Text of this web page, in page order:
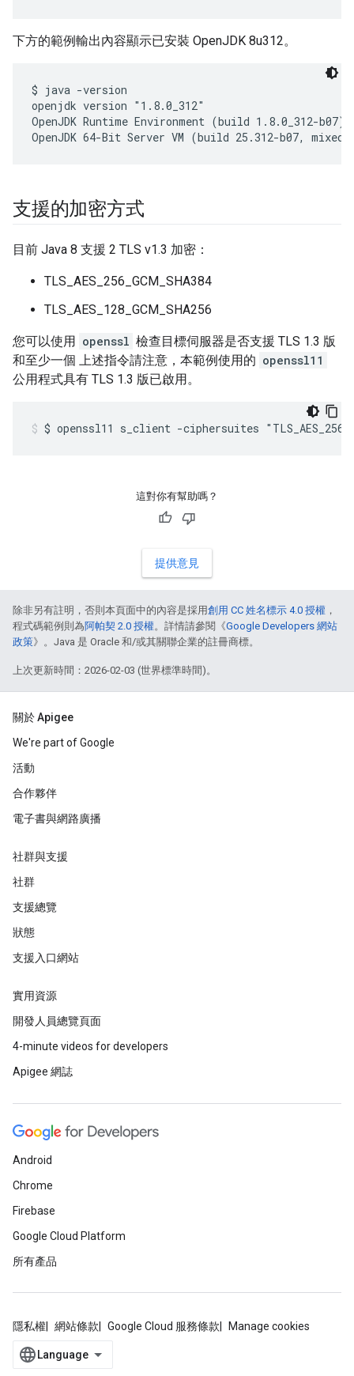
下方的範例輸出內容顯示已安裝 OpenJDK 8u312。
$ java -version
openjdk version "1.8.0_312"
OpenJDK Runtime Environment (build 1.8.0_312-b07)
OpenJDK 64-Bit Server VM (build 25.312-b07, mixed
支援的加密方式
目前 Java 8 支援 2 TLS v1.3 加密：
TLS_AES_256_GCM_SHA384
TLS_AES_128_GCM_SHA256
您可以使用 openssl 檢查目標伺服器是否支援 TLS 1.3 版
和至少一個 上述指令請注意，本範例使用的 openssl11
公用程式具有 TLS 1.3 版已啟用。
$ openssl11 s_client -ciphersuites
這對你有幫助嗎？
提供意見
除非另有註明，否則本頁面中的內容是採用創用 CC 姓名標示 4.0 授權 ，
程式碼範例則為阿帕契 2.0 授權。詳情請參閱《Google Developers 網站
政策》。Java 是 Oracle 和/或其關聯企業的註冊商標。
上次更新時間：2026-02-03 (世界標準時間)。
關於 Apigee
We're part of Google
活動
合作夥伴
電子書與網路廣播
社群與支援
社群
支援總覽
狀態
支援入口網站
實用資源
開發人員總覽頁面
4-minute videos for developers
Apigee 網誌
Android
Chrome
Firebase
Google Cloud Platform
所有產品
隱私權 網站條款 Google Cloud 服務條款 Manage cookies